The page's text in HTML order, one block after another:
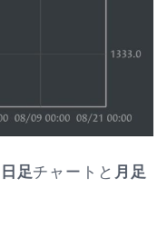
日足チャートと 月足